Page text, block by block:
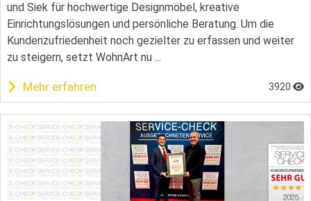
und Siek für hochwertige Designmöbel, kreative
Einrichtungslösungen und persönliche Beratung. Um die
Kundenzufriedenheit noch gezielter zu erfassen und weiter
zu steigern, setzt WohnArt nu ...
Mehr erfahren 3920